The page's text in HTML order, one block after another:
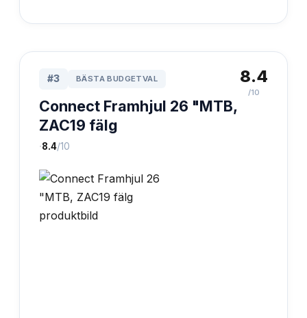
#3 BÄSTA BUDGETVAL
Connect Framhjul 26 "MTB,
ZAC19 fälg
·8.4/10
8.4
/10